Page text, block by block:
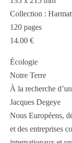
Collection :
120 pages
14.00 €
Écologie
Notre Terre
À la recherche
Jacques Degeye
Nous Européens,
et des entreprises